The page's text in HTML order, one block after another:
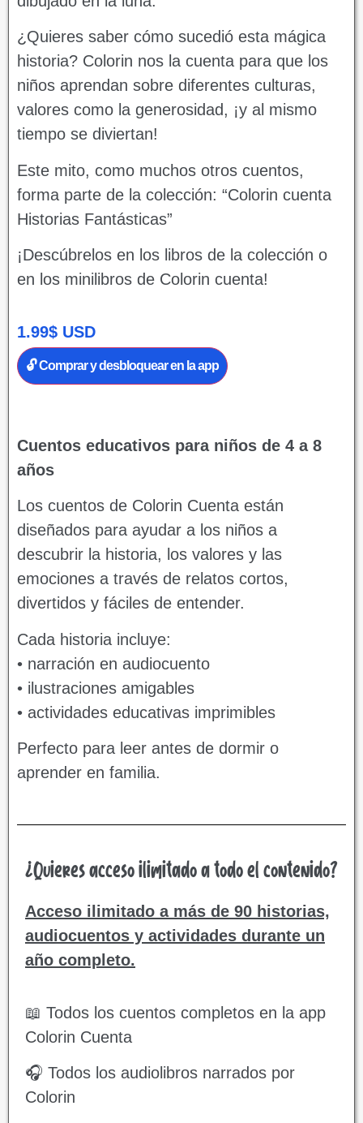
¿Quieres saber cómo sucedió esta mágica
historia? Colorin nos la cuenta para que los
niños aprendan sobre diferentes culturas,
valores como la generosidad, ¡y al mismo
tiempo se diviertan!
Este mito, como muchos otros cuentos,
forma parte de la colección: “Colorin cuenta
Historias Fantásticas”
¡Descúbrelos en los libros de la colección o
en los minilibros de Colorin cuenta!
1.99$ USD
🔓 Comprar y desbloquear en la app
Cuentos educativos para niños de 4 a 8
años
Los cuentos de Colorin Cuenta están
diseñados para ayudar a los niños a
descubrir la historia, los valores y las
emociones a través de relatos cortos,
divertidos y fáciles de entender.
Cada historia incluye:
• narración en audiocuento
• ilustraciones amigables
• actividades educativas imprimibles
Perfecto para leer antes de dormir o
aprender en familia.
¿Quieres acceso ilimitado a todo el contenido?
Acceso ilimitado a más de 90 historias,
audiocuentos y actividades durante un
año completo.
📖 Todos los cuentos completos en la app
Colorin Cuenta
🎧 Todos los audiolibros narrados por
Colorin